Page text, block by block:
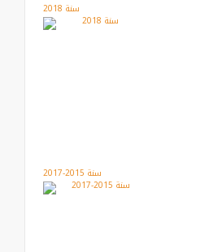
سنة 2018
سنة 2015-2017